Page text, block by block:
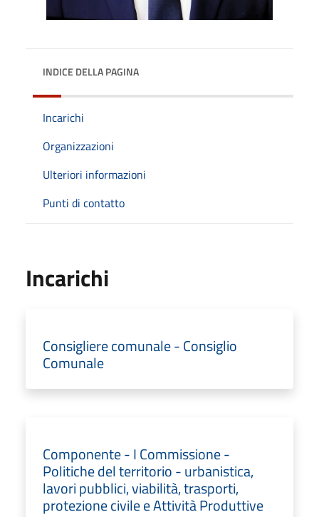
INDICE DELLA PAGINA
Incarichi
Organizzazioni
Ulteriori informazioni
Punti di contatto
Incarichi
Consigliere comunale - Consiglio
Comunale
Componente - I Commissione -
Politiche del territorio - urbanistica,
lavori pubblici, viabilità, trasporti,
protezione civile e Attività Produttive